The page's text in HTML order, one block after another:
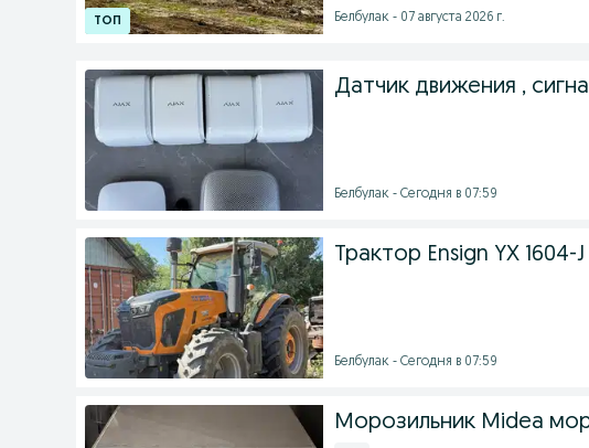
Белбулак - 07 августа 2026 г.
Датчик движения ,
Белбулак - Сегодня в 07:59
Трактор Ensign YX 1604-J
Белбулак - Сегодня в 07:59
Морозильник Midea